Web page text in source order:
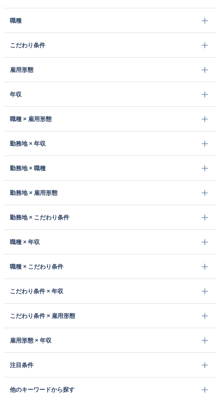
職種
こだわり条件
雇用形態
年収
職種 × 雇用形態
勤務地 × 年収
勤務地 × 職種
勤務地 × 雇用形態
勤務地 × こだわり条件
職種 × 年収
職種 × こだわり条件
こだわり条件 × 年収
こだわり条件 × 雇用形態
雇用形態 × 年収
注目条件
他のキーワードから探す